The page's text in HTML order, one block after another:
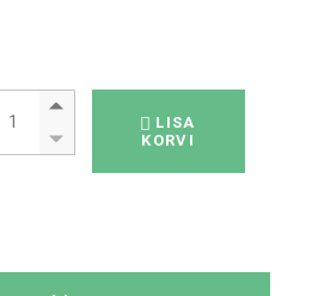
2 astmega quantity
LISA
KORVI